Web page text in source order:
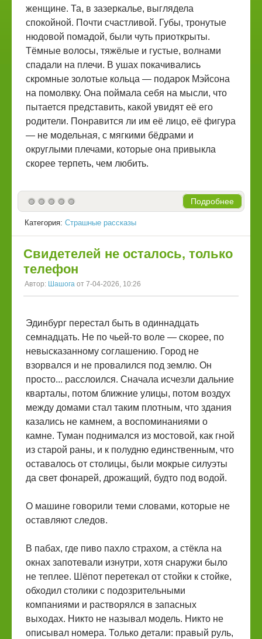
женщине. Та, в зазеркалье, выглядела
спокойной. Почти счастливой. Губы, тронутые
нюдовой помадой, были чуть приоткрыты.
Тёмные волосы, тяжёлые и густые, волнами
спадали на плечи. В ушах покачивались
скромные золотые кольца — подарок Мэйсона
на помолвку. Она поймала себя на мысли, что
пытается представить, какой увидят её его
родители. Понравится ли им её лицо, её фигура
— не модельная, с мягкими бёдрами и
округлыми плечами, которые она привыкла
скорее терпеть, чем любить.
Подробнее
Категория: Страшные рассказы
Свидетелей не осталось, только
телефон
Автор: Шашога от 7-04-2026, 10:26
Эдинбург перестал быть в одиннадцать
семнадцать. Не по чьей-то воле — скорее, по
невысказанному соглашению. Город не
взорвался и не провалился под землю. Он
просто... расслоился. Сначала исчезли дальние
кварталы, потом ближние улицы, потом воздух
между домами стал таким плотным, что здания
казались не камнем, а воспоминаниями о
камне. Туман поднимался из мостовой, как гной
из старой раны, и к полудню единственным, что
оставалось от столицы, были мокрые силуэты
да свет фонарей, дрожащий, будто под водой.
О машине говорили теми словами, которые не
оставляют следов.
В пабах, где пиво пахло страхом, а стёкла на
окнах запотевали изнутри, хотя снаружи было
не теплее. Шёпот перетекал от стойки к стойке,
обходил столики с подозрительными
компаниями и растворялся в запасных
выходах. Никто не называл модель. Никто не
описывал номера. Только детали: правый руль,